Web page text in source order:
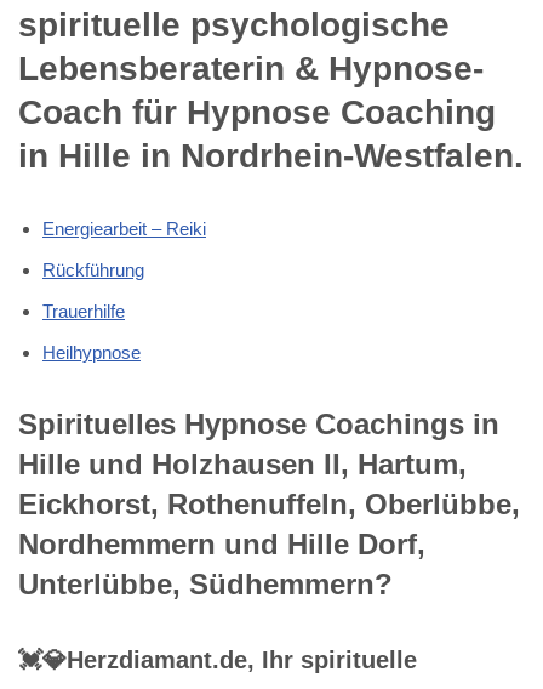
spirituelle psychologische
Lebensberaterin & Hypnose-
Coach für Hypnose Coaching
in Hille in Nordrhein-Westfalen.
Energiearbeit – Reiki
Rückführung
Trauerhilfe
Heilhypnose
Spirituelles Hypnose Coachings in
Hille und Holzhausen II, Hartum,
Eickhorst, Rothenuffeln, Oberlübbe,
Nordhemmern und Hille Dorf,
Unterlübbe, Südhemmern?
💓️💎Herzdiamant.de, Ihr spirituelle